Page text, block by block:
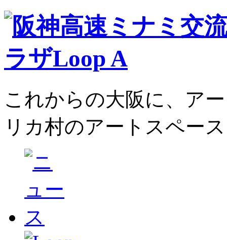
これからの大阪に、ア
リカ村のアートスペー